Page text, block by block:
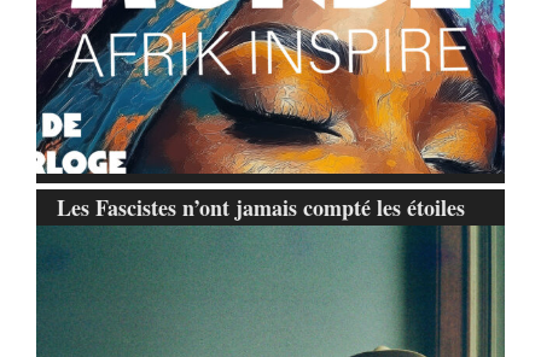
Les Fascistes n’ont jamais compté les étoiles